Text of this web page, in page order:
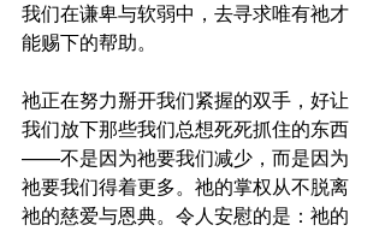
我们在谦卑与软弱中，去寻求唯有祂才
能赐下的帮助。
祂正在努力掰开我们紧握的双手，好让
我们放下那些我们总想死死抓住的东西
——不是因为祂要我们减少，而是因为
祂要我们得着更多。祂的掌权从不脱离
祂的慈爱与恩典。令人安慰的是：祂的